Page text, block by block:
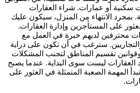
سكنية أو عمارات. شراء العقارات
بمجرد الانتهاء من المنزل، سيكون عليك
على المستأجرين وإدارة العقارات.
محترفين لديهم خبرة في العمل مع
سترغب في أن تكون على دراية
تقسيم المناطق لتجنب المشكلات
العقارات ليست سوى البداية. عندما يصبح
المهمة الصعبة المتمثلة في العثور على